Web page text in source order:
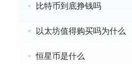
比特币到底挣钱吗
以太坊值得购买吗为什么
恒星币是什么